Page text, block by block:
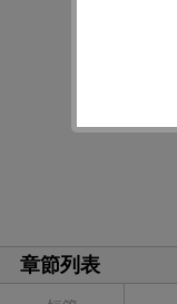
章節列表